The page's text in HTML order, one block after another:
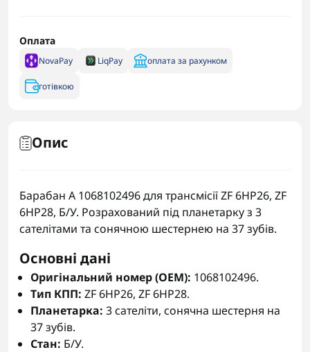
Оплата
NovaPay LiqPay оплата за рахунком
готівкою
Опис
Барабан А 1068102496 для трансмісії ZF 6HP26, ZF
6HP28, Б/У. Розрахований під планетарку з 3
сателітами та сонячною шестернею на 37 зубів.
Основні дані
Оригінальний номер (OEM): 1068102496.
Тип КПП: ZF 6HP26, ZF 6HP28.
Планетарка: 3 сателіти, сонячна шестерня на
37 зубів.
Стан: Б/У.